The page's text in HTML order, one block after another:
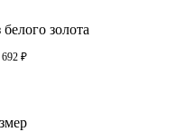
золота
692 ₽